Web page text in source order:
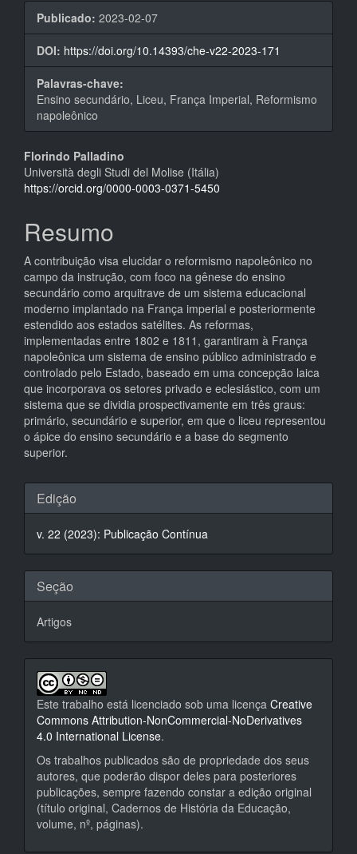
Publicado: 2023-02-07
DOI: https://doi.org/10.14393/che-v22-2023-171
Palavras-chave:
Ensino secundário, Liceu, França Imperial, Reformismo
napoleônico
Conteúdo
do
principal
Florindo Palladino
Università degli Studi del Molise (Itália)
https://orcid.org/0000-0003-0371-5450
Resumo
A contribuição visa elucidar o reformismo napoleônico no
campo da instrução, com foco na gênese do ensino
secundário como arquitrave de um sistema educacional
moderno implantado na França imperial e posteriormente
estendido aos estados satélites. As reformas,
implementadas entre 1802 e 1811, garantiram à França
napoleônica um sistema de ensino público administrado e
controlado pelo Estado, baseado em uma concepção laica
que incorporava os setores privado e eclesiástico, com um
sistema que se dividia prospectivamente em três graus:
primário, secundário e superior, em que o liceu representou
o ápice do ensino secundário e a base do segmento
superior.
Detalhes
do
artigo
Edição
v. 22 (2023): Publicação Contínua
Seção
Artigos
Este trabalho está licenciado sob uma licença Creative
Commons Attribution-NonCommercial-NoDerivatives
4.0 International License.
Os trabalhos publicados são de propriedade dos seus
autores, que poderão dispor deles para posteriores
publicações, sempre fazendo constar a edição original
(título original, Cadernos de História da Educação,
volume, nº, páginas).